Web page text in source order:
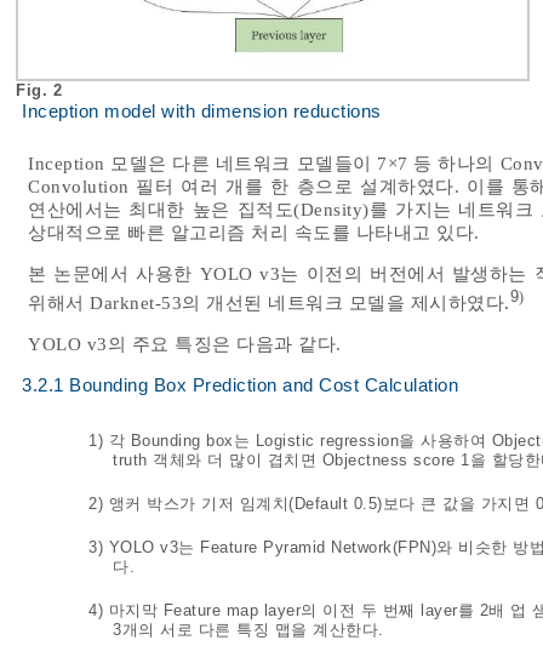
Fig. 2
Inception model with dimension reductions
Inception 모델은 다른 네트워크 모델들이 7×7 등 하나의
Convolution 필터 여러 개를 한 층으로 설계하였다. 이를 통
연산에서는 최대한 높은 집적도(Density)를 가지는 네트워
상대적으로 빠른 알고리즘 처리 속도를 나타내고 있다.
본 논문에서 사용한 YOLO v3는 이전의 버전에서 발생하는
위해서 Darknet-53의 개선된 네트워크 모델을 제시하였다.9)
YOLO v3의 주요 특징은 다음과 같다.
3.2.1 Bounding Box Prediction and Cost Calculation
1) 각 Bounding box는 Logistic regression을 사용하여
truth 객체와 더 많이 겹치면 Objectness score 1을 할당
2) 앵커 박스가 기저 임계치(Default 0.5)보다 큰 값을 가지면
3) YOLO v3는 Feature Pyramid Network(FPN)와 비슷한 방
다.
4) 마지막 Feature map layer의 이전 두 번째 layer를 2배 업
3개의 서로 다른 특징 맵을 계산한다.